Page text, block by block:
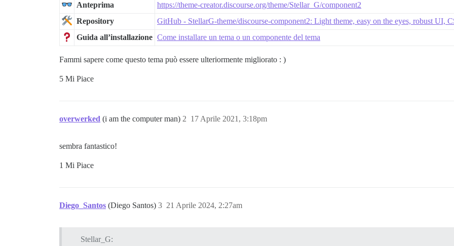
Anteprima
https://theme-creator.discourse.org/theme/Stellar_G/component2
Repository
GitHub - StellarG-theme/discourse-component2: Light theme, easy on the eyes, robust UI,
Guida all’installazione Come installare un tema o un componente del tema
Fammi sapere come questo tema può essere ulteriormente migliorato : )
5 Mi Piace
overwerked (i am the computer man) 17 Aprile 2021, 3:18pm
2
sembra fantastico!
1 Mi Piace
Diego_Santos (Diego Santos) 21 Aprile 2024, 2:27am
3
Stellar_G: